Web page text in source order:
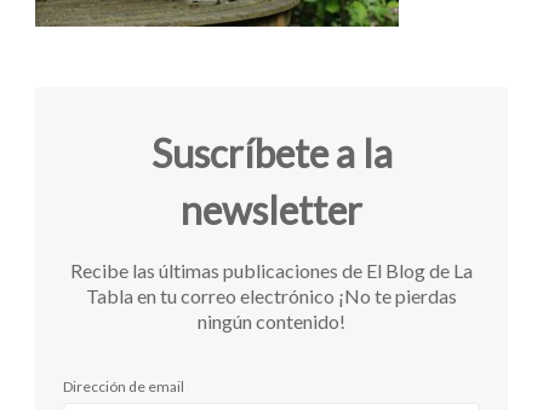
Suscríbete a la
newsletter
Recibe las últimas publicaciones de El Blog de La
Tabla en tu correo electrónico ¡No te pierdas
ningún contenido!
Dirección de email